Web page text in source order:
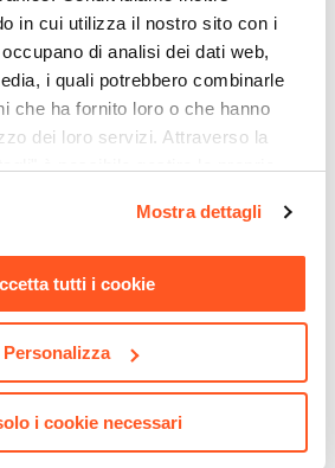
in cui utilizza il nostro sito con i
di analisi dei dati web,
i quali potrebbero combinarle
che ha fornito loro o che hanno
dei loro servizi. Attraverso la
informazioni si invita a leggere la
Mostra dettagli
tutti i cookie
Personalizza
i cookie necessari
regolabile 15,3x20,2 cm in
alluminio goffrato antracite
€ 49,00